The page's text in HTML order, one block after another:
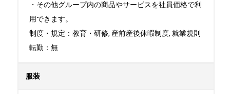
・その他グループ内の商品やサービスを社員価格で利
用できます。
制度・規定：教育・研修, 産前産後休暇制度, 就業規則
転勤：無
服装